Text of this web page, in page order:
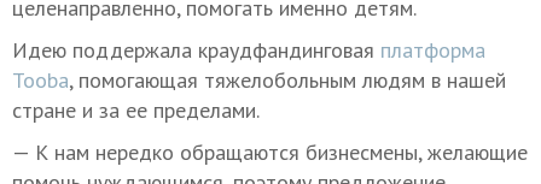
целенаправленно, помогать именно детям.
Идею поддержала краудфандинговая платформа
Tooba, помогающая тяжелобольным людям в нашей
стране и за ее пределами.
— К нам нередко обращаются бизнесмены, желающие